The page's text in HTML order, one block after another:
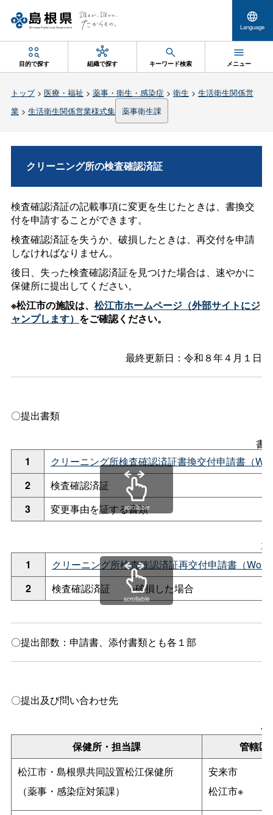
Language
目的で探す 組織で探す キーワード検索 メニュー
トップ> 医療・福祉 > 薬事・衛生・感染症 > 衛生 > 生活衛生関係営
業> 生活衛生関係営業様式集 薬事衛生課
クリーニング所の検査確認済証
検査確認済証の記載事項に変更を生じたときは、書換交
付を申請することができます。
検査確認済証を失うか、破損したときは、再交付を申請
しなければなりません。
後日、失った検査確認済証を見つけた場合は、速やかに
保健所に提出してください。
※松江市の施設は、 松江市ホームページ（外部サイトにジ
ャンプします） をご確認ください。
最終更新日：令和８年４月１日
〇提出書類
書
1
クリーニング所検査確認済証書換交付申請書（
2
検査確認済証
3
変更事由を証する書類
scrollable
再
1
クリーニング所検査確認済証再交付申請書（
2
検査確認済証 ※破損した場合
scrollable
〇提出部数：申請書、添付書類とも各１部
〇提出及び問い合わせ先
保
保健所・担当課
管轄区
松江市・島根県共同設置松江保健所
（薬事・感染症対策課）
安来市
松江市※